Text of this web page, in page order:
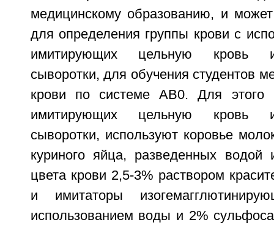
медицинскому образованию, и
для определения группы крови с
имитирующих цельную кровь и
сыворотки, для обучения студентов
крови по системе АВ0. Для этого
имитирующих цельную кровь и
сыворотки, используют коровье
куриного яйца, разведенных
цвета крови 2,5-3% раствором
и имитаторы
использованием воды и 2%